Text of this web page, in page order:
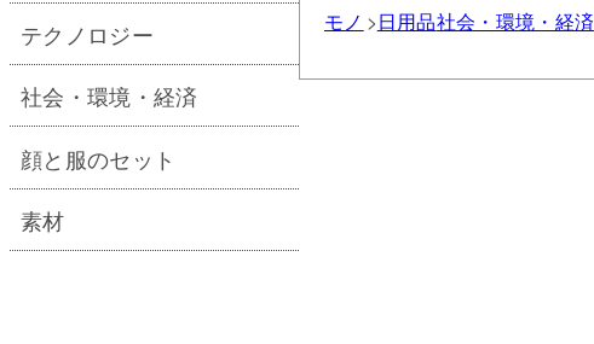
モノ 日用品社会・環境・経済
テクノロジー
社会・環境・経済
顔と服のセット
素材